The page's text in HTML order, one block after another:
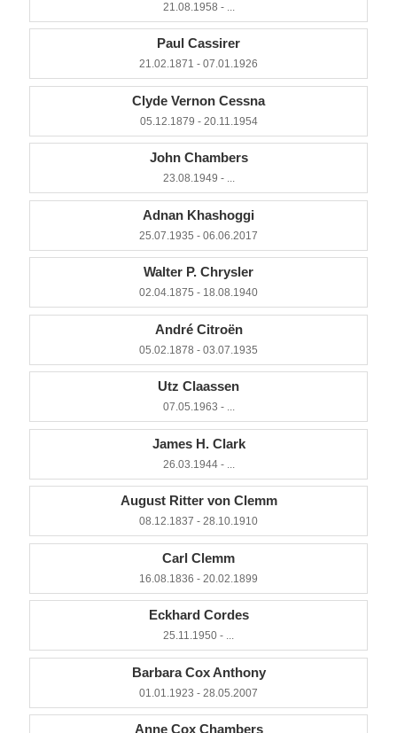
21.08.1958 - ...
Paul Cassirer
21.02.1871 - 07.01.1926
Clyde Vernon Cessna
05.12.1879 - 20.11.1954
John Chambers
23.08.1949 - ...
Adnan Khashoggi
25.07.1935 - 06.06.2017
Walter P. Chrysler
02.04.1875 - 18.08.1940
André Citroën
05.02.1878 - 03.07.1935
Utz Claassen
07.05.1963 - ...
James H. Clark
26.03.1944 - ...
August Ritter von Clemm
08.12.1837 - 28.10.1910
Carl Clemm
16.08.1836 - 20.02.1899
Eckhard Cordes
25.11.1950 - ...
Barbara Cox Anthony
01.01.1923 - 28.05.2007
Anne Cox Chambers